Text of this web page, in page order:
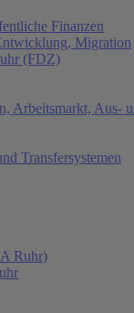
Finanzen
Migration
(FDZ)
Arbeitsmarkt, Aus-
Transfersystemen
Ruhr)